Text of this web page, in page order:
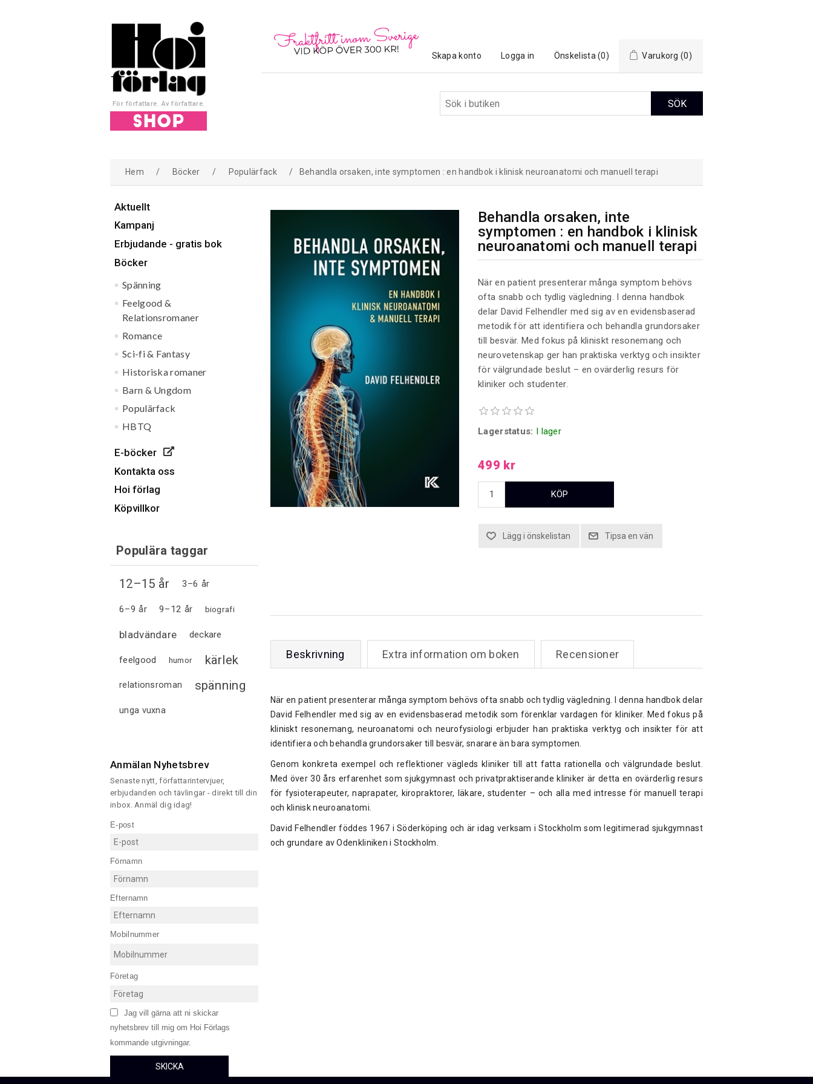
För författare. Av författare.
Skapa konto Logga in Önskelista (0) Varukorg (0)
Hem / Böcker / Populärfack / Behandla orsaken, inte symptomen : en handbok i klinisk neuroanatomi och manuell terapi
Aktuellt
Kampanj
Erbjudande - gratis bok
Böcker
Spänning
Feelgood &
Relationsromaner
Romance
Sci-fi & Fantasy
Historiska romaner
Barn & Ungdom
Populärfack
HBTQ
E-böcker
Kontakta oss
Hoi förlag
Köpvillkor
Populära taggar
12–15 år 3–6 år
6–9 år 9–12 år biografi
bladvändare deckare
feelgood humor kärlek
relationsroman spänning
unga vuxna
Anmälan Nyhetsbrev
Senaste nytt, författarintervjuer,
erbjudanden och tävlingar - direkt till din
inbox. Anmäl dig idag!
E-post
Förnamn
Efternamn
Mobilnummer
Företag
Jag vill gärna att ni skickar
nyhetsbrev till mig om Hoi Förlags
kommande utgivningar.
SKICKA
Behandla orsaken, inte
symptomen : en handbok i klinisk
neuroanatomi och manuell terapi
När en patient presenterar många symptom behövs
ofta snabb och tydlig vägledning. I denna handbok
delar David Felhendler med sig av en evidensbaserad
metodik för att identifiera och behandla grundorsaker
till besvär. Med fokus på kliniskt resonemang och
neurovetenskap ger han praktiska verktyg och insikter
för välgrundade beslut – en ovärderlig resurs för
kliniker och studenter.
Lagerstatus: I lager
499 kr
Beskrivning Extra information om boken Recensioner
När en patient presenterar många symptom behövs ofta snabb och tydlig vägledning. I denna handbok delar
David Felhendler med sig av en evidensbaserad metodik som förenklar vardagen för kliniker. Med fokus på
kliniskt resonemang, neuroanatomi och neurofysiologi erbjuder han praktiska verktyg och insikter för att
identifiera och behandla grundorsaker till besvär, snarare än bara symptomen.
Genom konkreta exempel och reflektioner vägleds kliniker till att fatta rationella och välgrundade beslut.
Med över 30 års erfarenhet som sjukgymnast och privatpraktiserande kliniker är detta en ovärderlig resurs
för fysioterapeuter, naprapater, kiropraktorer, läkare, studenter – och alla med intresse för manuell terapi
och klinisk neuroanatomi.
David Felhendler föddes 1967 i Söderköping och är idag verksam i Stockholm som legitimerad sjukgymnast
och grundare av Odenkliniken i Stockholm.